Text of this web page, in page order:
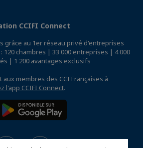
CCIFI Connect
grâce au 1er réseau privé d'entreprises
120 chambres | 33 000 entreprises | 4 000
| 1 200 avantages exclusifs
membres des CCI Françaises à
l'app CCIFI Connect.